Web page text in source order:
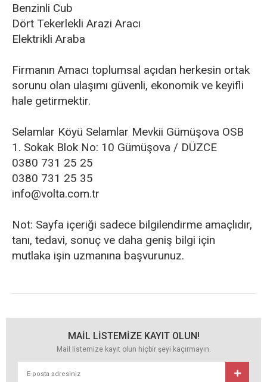
Benzinli Cub
Dört Tekerlekli Arazi Aracı
Elektrikli Araba
Firmanın Amacı toplumsal açıdan herkesin ortak
sorunu olan ulaşımı güvenli, ekonomik ve keyifli
hale getirmektir.
Selamlar Köyü Selamlar Mevkii Gümüşova OSB
1. Sokak Blok No: 10 Gümüşova / DÜZCE
0380 731 25 25
0380 731 25 35
info@volta.com.tr
Not: Sayfa içeriği sadece bilgilendirme amaçlıdır,
tanı, tedavi, sonuç ve daha geniş bilgi için
mutlaka işin uzmanına başvurunuz.
MAİL LİSTEMİZE KAYIT OLUN!
Mail listemize kayıt olun hiçbir şeyi kaçırmayın.